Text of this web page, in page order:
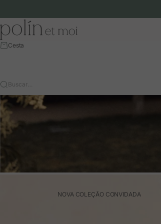
Polín et moi - EU
Cesta
Buscar…
NOVA COLEÇÃO CONVIDADA